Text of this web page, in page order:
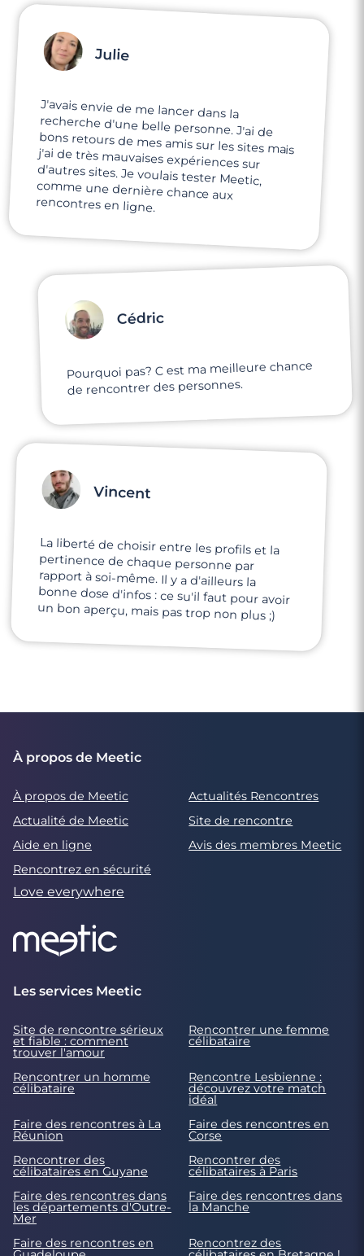
Julie
J'avais envie de me lancer dans la
recherche d'une belle personne. J'ai de
bons retours de mes amis sur les sites mais
j'ai de très mauvaises expériences sur
d'autres sites. Je voulais tester Meetic,
comme une dernière chance aux
rencontres en ligne.
Cédric
Pourquoi pas? C est ma meilleure chance
de rencontrer des personnes.
Vincent
La liberté de choisir entre les profils et la
pertinence de chaque personne par
rapport à soi-même. Il y a d'ailleurs la
bonne dose d'infos : ce su'il faut pour avoir
un bon aperçu, mais pas trop non plus ;)
À propos de Meetic
À propos de Meetic
Actualités Rencontres
Actualité de Meetic
Site de rencontre
Aide en ligne
Avis des membres Meetic
Rencontrez en sécurité
Love everywhere
Les services Meetic
Site de rencontre sérieux
et fiable : comment
trouver l'amour
Rencontrer une femme
célibataire
Rencontrer un homme
célibataire
Rencontre Lesbienne :
découvrez votre match
idéal
Faire des rencontres à La
Réunion
Faire des rencontres en
Corse
Rencontrer des
célibataires en Guyane
Rencontrer des
célibataires à Paris
Faire des rencontres dans
les départements d'Outre-
Mer
Faire des rencontres dans
la Manche
Faire des rencontres en Rencontrez des